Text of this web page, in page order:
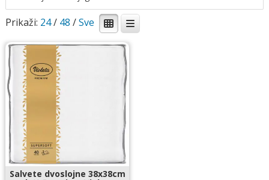
Prikaži: 24/ 48 /
Salvete dvoslojne 38x38cm